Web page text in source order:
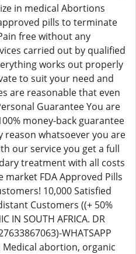
in medical Abortions
pills to terminate
free without any
carried out by qualified
works out properly
to suit your need and
are reasonable that even
Guarantee You are
money-back guarantee
reason whatsoever you are
our service you get a full
treatment with all costs
market FDA Approved Pills
10,000 Satisfied
Customers ((+ 50%
IN SOUTH AFRICA. DR
WHATSAPP
Medical abortion, organic